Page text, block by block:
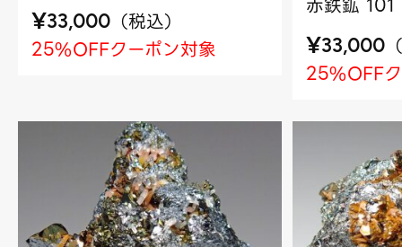
¥33,000 （税込）
25%OFFクーポン対象
¥33,000 （
25%OFF